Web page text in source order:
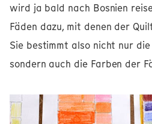
wird ja bald nach Bosnien
Fäden dazu, mit denen der
Sie bestimmt also nicht nur
sondern auch die Farben der